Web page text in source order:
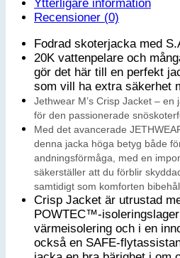
mängd
Ytterligare information
Recensioner (0)
Fodrad skoterjacka med
20K vattenpelare och
gör det här till en perfekt
som vill ha extra säkerhet
Jethwear M’s Crisp Jacket –
för den passionerade
Med det avancerade
denna jacka höga betyg både
andningsförmåga, med en
säkerställer att du förblir
samtidigt som komforten
Crisp Jacket är utrustad
POWTEC™-
värmeisolering och i en
också en SAFE-